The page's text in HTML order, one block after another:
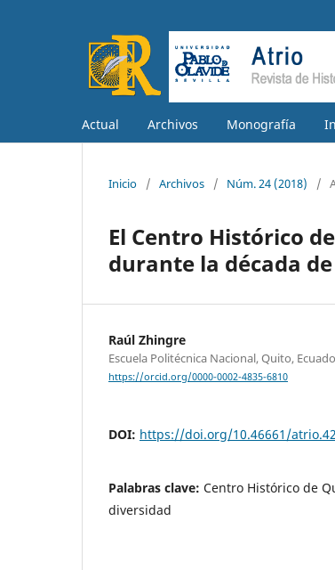
Actual Archivos Monografía
Inicio / Archivos / Núm. 24 (2018) /
El Centro Histórico
durante la década de
Raúl Zhingre
Escuela Politécnica Nacional, Quito,
https://orcid.org/0000-0002-4835-6810
DOI: https://doi.org/10.46661/
Palabras clave: Centro Histórico de
diversidad